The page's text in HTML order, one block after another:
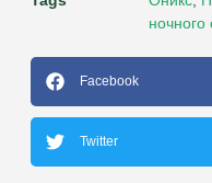
ночного
Facebook
Twitter